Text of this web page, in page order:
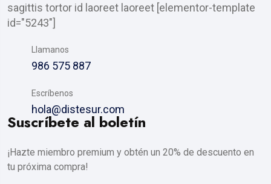
sagittis tortor id laoreet laoreet [elementor-template
id="5243"]
Llamanos
986 575 887
Escríbenos
hola@distesur.com
Suscríbete al boletín
¡Hazte miembro premium y obtén un 20% de descuento en
tu próxima compra!